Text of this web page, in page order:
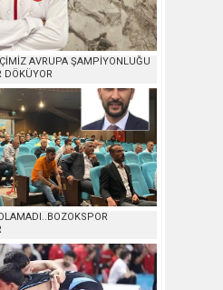
AVRUPA ŞAMPİYONLUĞU
DÖKÜYOR